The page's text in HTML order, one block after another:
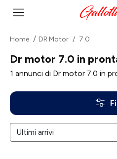
Home DR Motor 7.0
Dr motor 7.0 in
1 annunci di Dr motor 7.0 in